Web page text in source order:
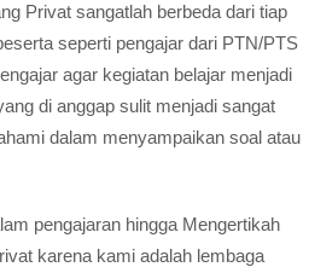
Privat sangatlah berbeda dari tiap
seperti pengajar dari PTN/PTS
agar kegiatan belajar menjadi
di anggap sulit menjadi sangat
dalam menyampaikan soal atau
pengajaran hingga Mengertikah
karena kami adalah lembaga